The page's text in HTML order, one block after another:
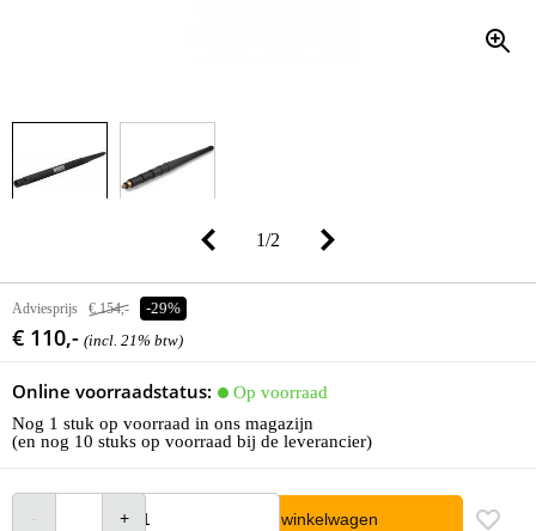
1/2
Adviesprijs € 154,- -29%
€ 110,- (incl. 21% btw)
Online voorraadstatus:
Op voorraad
Nog 1 stuk op voorraad in ons magazijn
(en nog 10 stuks op voorraad bij de leverancier)
In winkelwagen